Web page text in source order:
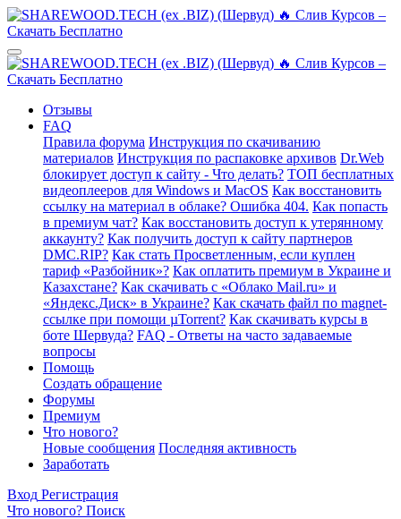
Отзывы
FAQ
Правила форума Инструкция по скачиванию
материалов Инструкция по распаковке архивов Dr.Web
блокирует доступ к сайту - Что делать? ТОП бесплатных
видеоплееров для Windows и MacOS Как восстановить
ссылку на материал в облаке? Ошибка 404. Как попасть
в премиум чат? Как восстановить доступ к утерянному
аккаунту? Как получить доступ к сайту партнеров
DMC.RIP? Как стать Просветленным, если куплен
тариф «Разбойник»? Как оплатить премиум в Украине и
Казахстане? Как скачивать с «Облако Mail.ru» и
«Яндекс.Диск» в Украине? Как скачать файл по magnet-
ссылке при помощи µTorrent? Как скачивать курсы в
боте Шервуда? FAQ - Ответы на часто задаваемые
вопросы
Помощь
Создать обращение
Форумы
Премиум
Что нового?
Новые сообщения Последняя активность
Заработать
Вход Регистрация
Что нового? Поиск